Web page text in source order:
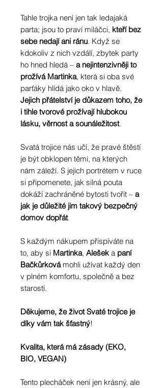
Tahle trojka není jen tak ledajaká
parta; jsou to praví miláčci, kteří bez
sebe nedají ani ránu. Když se
kdokoliv z nich vzdálí, zbytek party
ho hned hledá – a nejintenzivněji to
prožívá Martinka, která si oba své
parťáky hlídá jako oko v hlavě.
Jejich přátelství je důkazem toho, že
i tihle tvorové prožívají hlubokou
lásku, věrnost a sounáležitost.
Svatá trojice nás učí, že pravé štěstí
je být obklopen těmi, na kterých
nám záleží. S jejich portrétem v ruce
si připomenete, jak silná pouta
dokáží zachráněné bytosti tvořit – a
jak je důležité jim takový bezpečný
domov dopřát.
S každým nákupem přispíváte na
to, aby si Martinka, Alešek a paní
Bačkůrkovámohli užívat každý den
v plném komfortu, společně a bez
starostí.
Děkujeme, že život Svaté trojice je
díky vám tak šťastný!
Kvalita, která má zásady (EKO,
BIO, VEGAN)
Tento plecháček není jen krásný, ale